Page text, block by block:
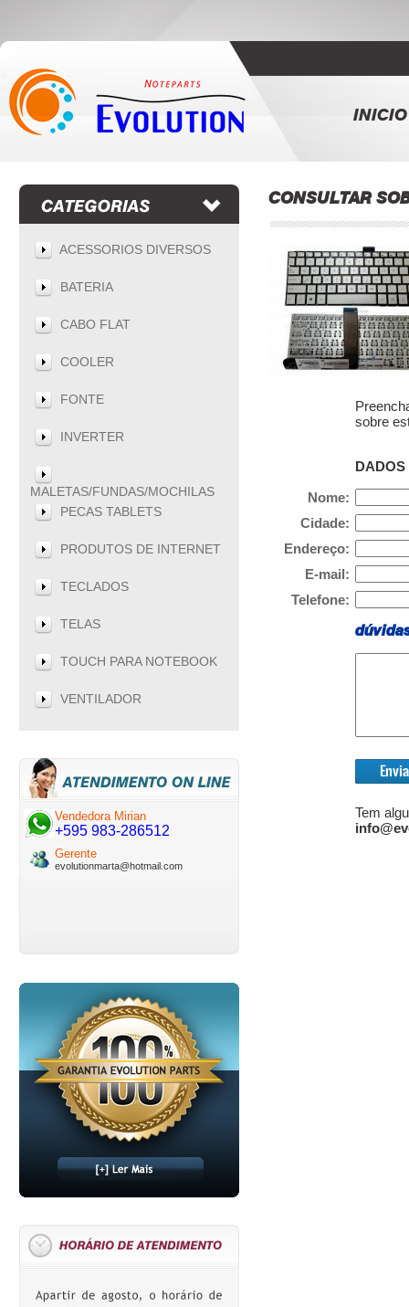
INICIO
ACESSORIOS DIVERSOS
BATERIA
CABO FLAT
COOLER
FONTE
INVERTER
MALETAS/FUNDAS/MOCHILAS
PECAS TABLETS
PRODUTOS DE INTERNET
TECLADOS
TELAS
TOUCH PARA NOTEBOOK
VENTILADOR
Vendedora Mirian
+595 983-286512
Gerente
evolutionmarta@hotmail.com
CONSULTAR
sobre
DADOS
Nome:
Cidade:
Endereço:
E-mail:
Telefone:
Tem